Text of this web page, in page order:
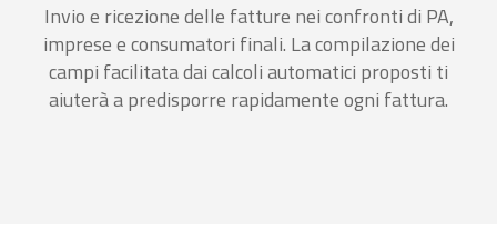
Invio e ricezione delle fatture nei confronti di PA,
imprese e consumatori finali. La compilazione dei
campi facilitata dai calcoli automatici proposti ti
aiuterà a predisporre rapidamente ogni fattura.